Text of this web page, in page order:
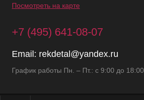
Посмотреть на карте
+7 (495) 641-08-07
Email: rekdetal@yandex.ru
График работы Пн. – Пт.: с 9:00 до 18:00